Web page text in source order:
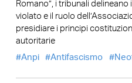
Romano”, i tribunali
violato e il ruolo
presidiare i principi
autoritarie
Anpi
Antifascismo